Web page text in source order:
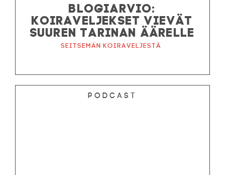
BLOGIARVIO:
KOIRAVELJEKSET VIEVÄT
SUUREN TARINAN ÄÄRELLE
Seitsemän koiraveljestä
Podcast